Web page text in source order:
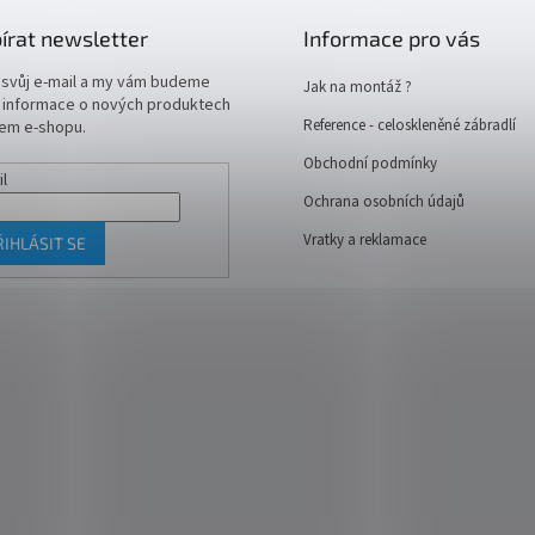
newsletter
e-mail a my vám budeme
o nových produktech
e-shopu.
SE
Informace pro vás
Jak na montáž ?
Reference - celoskleněné zábradlí
Obchodní podmínky
Ochrana osobních údajů
Vratky a reklamace